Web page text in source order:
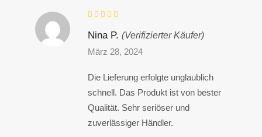
Nina P. (Verifizierter Käufer)
März 28, 2024
Die Lieferung erfolgte unglaublich
schnell. Das Produkt ist von bester
Qualität. Sehr seriöser und
zuverlässiger Händler.